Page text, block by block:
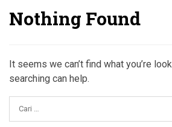
Nothing Found
It seems we can’t find what you’re
searching can help.